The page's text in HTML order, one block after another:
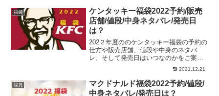
福袋
ケンタッキー福袋2022予約/販売
店舗/値段/中身ネタバレ/発売日
は？
202２年度ののケンタッキー福袋の予約の
仕方や販売店舗、値段や中身のネタバ
レ、そして発売日はいつなのかをご案内
します。202２年ケンタッキー福袋の予約
日や発売日は？発売日：2021年1月1日～
（なくなり次第終了）店舗にて販売しま
す。※数量限...
2021.12.21
福袋
マクドナルド福袋2022予約/値段/
中身ネタバレ/発売日は？